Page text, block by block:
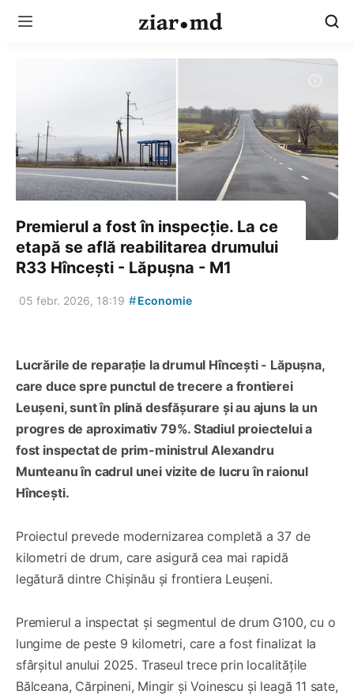
Premierul a fost în inspecție. La ce
etapă se află reabilitarea drumului
R33 Hîncești - Lăpușna - M1
05 febr. 2026, 18:19 #Economie
Lucrările de reparație la drumul Hîncești - Lăpușna,
care duce spre punctul de trecere a frontierei
Leușeni, sunt în plină desfășurare și au ajuns la un
progres de aproximativ 79%. Stadiul proiectelui a
fost inspectat de prim-ministrul Alexandru
Munteanu în cadrul unei vizite de lucru în raionul
Hîncești.
Proiectul prevede modernizarea completă a 37 de
kilometri de drum, care asigură cea mai rapidă
legătură dintre Chișinău și frontiera Leușeni.
Premierul a inspectat și segmentul de drum G100, cu o
lungime de peste 9 kilometri, care a fost finalizat la
sfârșitul anului 2025. Traseul trece prin localitățile
Bălceana, Cărpineni, Mingir și Voinescu și leagă 11 sate,